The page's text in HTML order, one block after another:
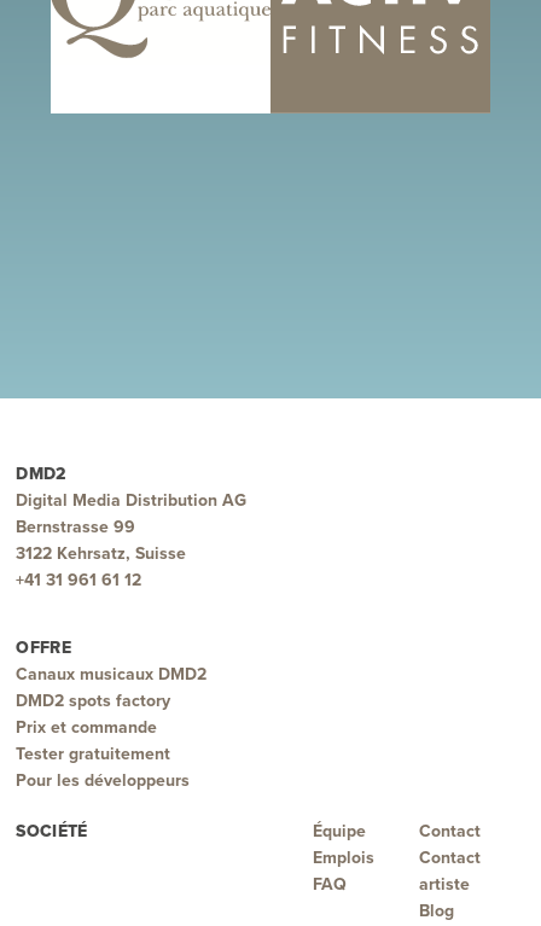
DMD2
Digital Media Distribution AG
Bernstrasse 99
3122 Kehrsatz, Suisse
+41 31 961 61 12
OFFRE
Canaux musicaux DMD2
DMD2 spots factory
Prix et commande
Tester gratuitement
Pour les développeurs
SOCIÉTÉ
Équipe
Emplois
FAQ
Contact
Contact
artiste
Blog